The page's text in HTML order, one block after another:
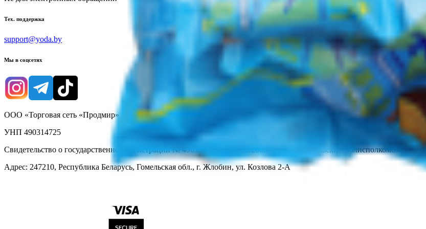
Тех. поддержка
support@yoda.by
Мы в соцсетях
ООО «Торговая сеть «Продмир»
УНП 490314725
Свидетельство о государственной регистрации № 490314725 от 30.05.2003г выдано Гомельским облисполкомом
Адрес: 247210, Республика Беларусь, Гомельская обл., г. Жлобин, ул. Козлова 2-А